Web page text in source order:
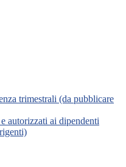
trimestrali (da pubblicare
autorizzati ai dipendenti